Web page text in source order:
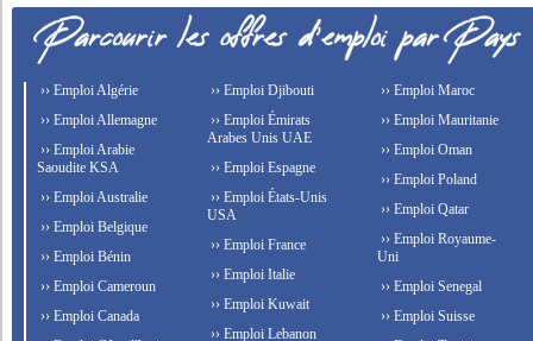
›› Emploi Algérie
›› Emploi Allemagne
›› Emploi Arabie
Saoudite KSA
›› Emploi Australie
›› Emploi Belgique
›› Emploi Bénin
›› Emploi Cameroun
›› Emploi Canada
›› Emploi Djibouti
›› Emploi Émirats
Arabes Unis UAE
›› Emploi Espagne
›› Emploi États-Unis
USA
›› Emploi France
›› Emploi Italie
›› Emploi Kuwait
›› Emploi Lebanon
›› Emploi Maroc
›› Emploi Mauritanie
›› Emploi Oman
›› Emploi Poland
›› Emploi Qatar
›› Emploi Royaume-
Uni
›› Emploi Senegal
›› Emploi Suisse